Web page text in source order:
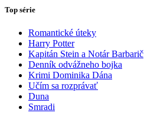
Top série
Romantické úteky
Harry Potter
Kapitán Stein a Notár Barbarič
Denník odvážneho bojka
Krimi Dominika Dána
Učím sa rozprávať
Duna
Smradi